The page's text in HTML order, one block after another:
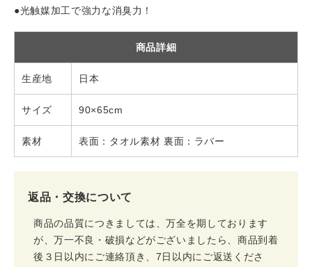
●光触媒加工で強力な消臭力！
商品詳細
生産地 日本
サイズ 90×65cm
素材 表面：タオル素材 裏面：ラバー
返品・交換について
商品の品質につきましては、万全を期しております
が、万一不良・破損などがございましたら、商品到着
後３日以内にご連絡頂き、7日以内にご返送くださ